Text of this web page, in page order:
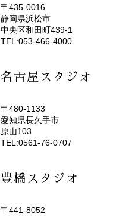
(EMOTOP浜松)
〒435-0016
静岡県浜松市
中央区和田町439-1
TEL:053-466-4000
名古屋スタジオ
(EMOTOP名古屋)
〒480-1133
愛知県長久手市
原山103
TEL:0561-76-0707
豊橋スタジオ
〒441-8052